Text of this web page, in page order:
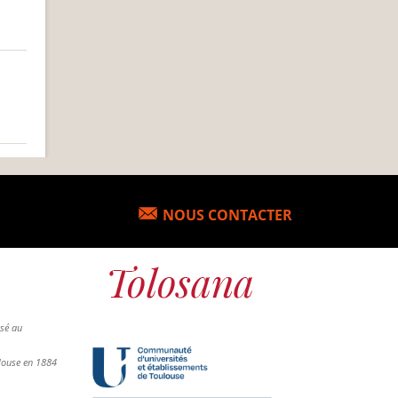
NOUS CONTACTER
au
en 1884